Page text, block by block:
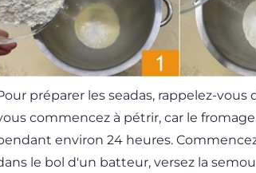
préparer les seadas, rappelez-
commencez à pétrir, car le
environ 24 heures.
le bol d'un batteur, versez la